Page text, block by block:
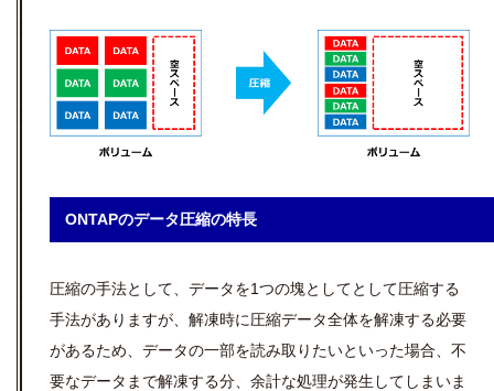
ONTAPのデータ圧縮の特長
圧縮の手法として、データを1つの塊としてとして圧縮する
手法がありますが、解凍時に圧縮データ全体を解凍する必要
があるため、データの一部を読み取りたいといった場合、不
要なデータまで解凍する分、余計な処理が発生してしまいま